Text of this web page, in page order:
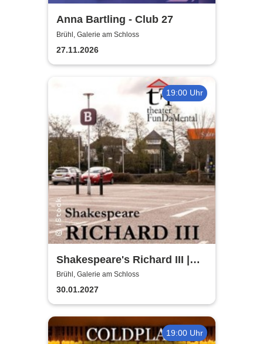
Anna Bartling - Club 27
Brühl, Galerie am Schloss
27.11.2026
19:00 Uhr
Shakespeare's Richard III |
Galerie am Schloss Brühl
Brühl, Galerie am Schloss
30.01.2027
19:00 Uhr